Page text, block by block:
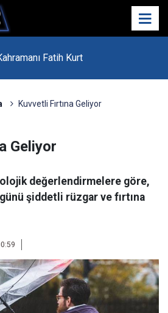
Fatih Kurt
Eğlencesinde Kavga Çıktı
Kuvvetli Fırtına Geliyor
Geliyor
değerlendirmelere göre,
şiddetli rüzgar ve fırtına